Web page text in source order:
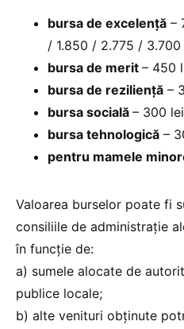
bursa de excelență –
/ 1.850 / 2.775 /
bursa de merit – 450
bursa de reziliență –
bursa socială – 300
bursa tehnologică –
pentru mamele
Valoarea burselor poate fi
consiliile de administrație
în funcție de:
a) sumele alocate de
publice locale;
b) alte venituri obținute